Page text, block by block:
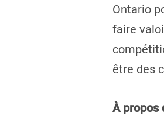
Ontario
faire
être des
À propos